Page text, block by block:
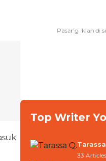
Top Writer
33 Articles